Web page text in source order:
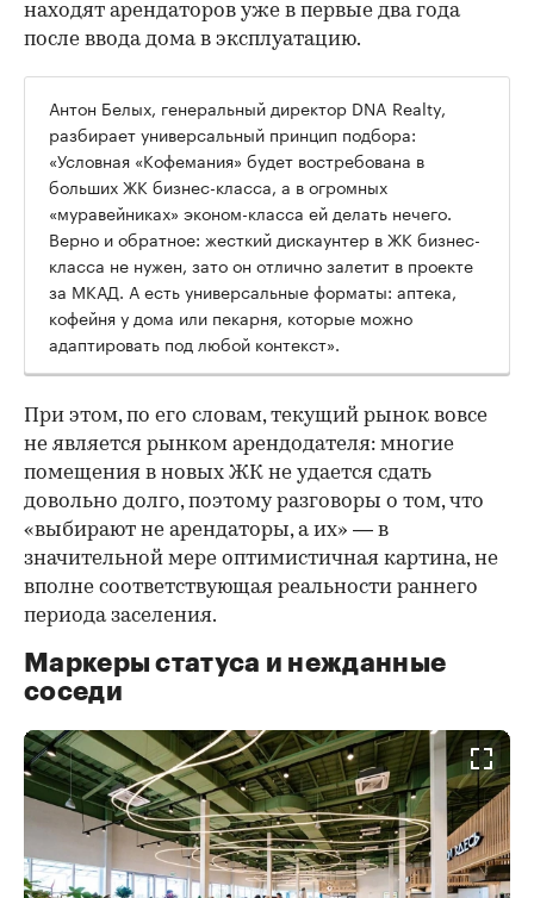
находят арендаторов уже в первые два года
после ввода дома в эксплуатацию.
Антон Белых, генеральный директор DNA Realty,
разбирает универсальный принцип подбора:
«Условная «Кофемания» будет востребована в
больших ЖК бизнес-класса, а в огромных
«муравейниках» эконом-класса ей делать нечего.
Верно и обратное: жесткий дискаунтер в ЖК бизнес-
класса не нужен, зато он отлично залетит в проекте
за МКАД. А есть универсальные форматы: аптека,
кофейня у дома или пекарня, которые можно
адаптировать под любой контекст».
При этом, по его словам, текущий рынок вовсе
не является рынком арендодателя: многие
помещения в новых ЖК не удается сдать
довольно долго, поэтому разговоры о том, что
«выбирают не арендаторы, а их» — в
значительной мере оптимистичная картина, не
вполне соответствующая реальности раннего
периода заселения.
Маркеры статуса и нежданные
соседи